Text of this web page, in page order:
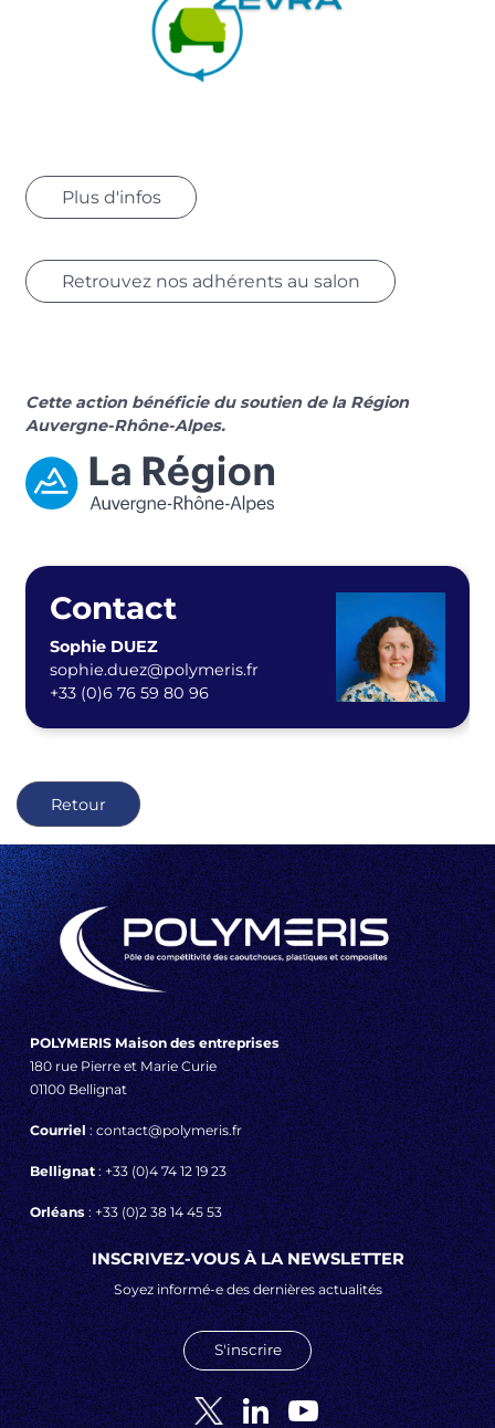
Plus d'infos
Retrouvez nos adhérents au salon
Cette action bénéficie du soutien de la Région
Auvergne-Rhône-Alpes.
Contact
Sophie DUEZ
sophie.duez@polymeris.fr
+33 (0)6 76 59 80 96
Retour
POLYMERIS Maison des entreprises
180 rue Pierre et Marie Curie
01100 Bellignat
Courriel: contact@polymeris.fr
Bellignat: +33 (0)4 74 12 19 23
Orléans: +33 (0)2 38 14 45 53
INSCRIVEZ-VOUS À LA NEWSLETTER
Soyez informé-e des dernières actualités
S'inscrire